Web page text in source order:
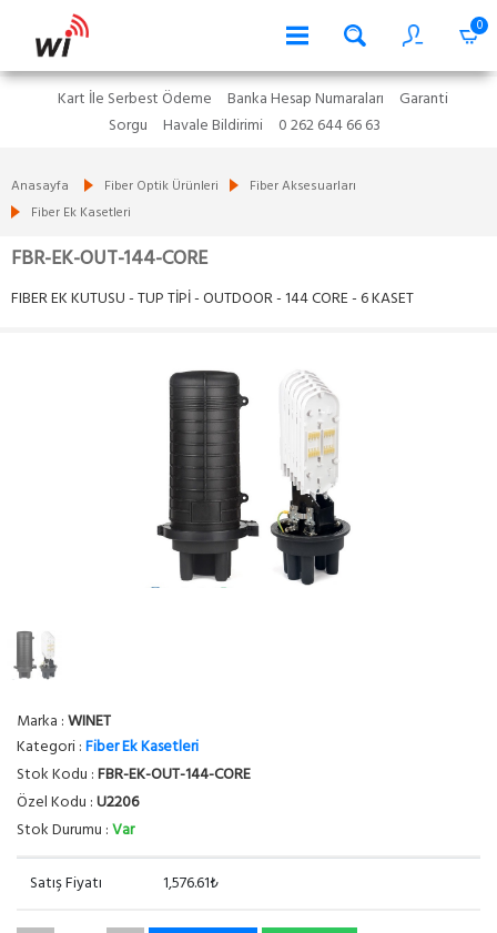
0
Kart İle Serbest Ödeme Banka Hesap Numaraları
Garanti
Sorgu
Havale Bildirimi 0 262 644 66 63
Anasayfa Fiber Optik Ürünleri
Fiber Aksesuarları
Fiber Ek Kasetleri
FBR-EK-OUT-144-CORE
FIBER EK KUTUSU - TUP TİPİ - OUTDOOR - 144 CORE - 6 KASET
Marka :WINET
Kategori :Fiber Ek Kasetleri
Stok Kodu :FBR-EK-OUT-144-CORE
Özel Kodu :U2206
Stok Durumu :Var
Satış Fiyatı 1,576.61₺